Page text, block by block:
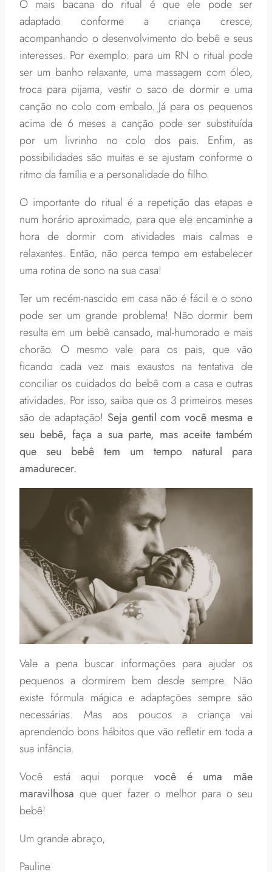
O mais bacana do ritual é que ele pode ser
adaptado conforme a criança cresce,
acompanhando o desenvolvimento do bebê e seus
interesses. Por exemplo: para um RN o ritual pode
ser um banho relaxante, uma massagem com óleo,
troca para pijama, vestir o saco de dormir e uma
canção no colo com embalo. Já para os pequenos
acima de 6 meses a canção pode ser substituída
por um livrinho no colo dos pais. Enfim, as
possibilidades são muitas e se ajustam conforme o
ritmo da família e a personalidade do filho.
O importante do ritual é a repetição das etapas e
num horário aproximado, para que ele encaminhe a
hora de dormir com atividades mais calmas e
relaxantes. Então, não perca tempo em estabelecer
uma rotina de sono na sua casa!
Ter um recém-nascido em casa não é fácil e o sono
pode ser um grande problema! Não dormir bem
resulta em um bebê cansado, mal-humorado e mais
chorão. O mesmo vale para os pais, que vão
ficando cada vez mais exaustos na tentativa de
conciliar os cuidados do bebê com a casa e outras
atividades. Por isso, saiba que os 3 primeiros meses
são de adaptação! Seja gentil com você mesma e
seu bebê, faça a sua parte, mas aceite também
que seu bebê tem um tempo natural para
amadurecer.
Vale a pena buscar informações para ajudar os
pequenos a dormirem bem desde sempre. Não
existe fórmula mágica e adaptações sempre são
necessárias. Mas aos poucos a criança vai
aprendendo bons hábitos que vão refletir em toda a
sua infância.
Você está aqui porque você é uma mãe
maravilhosa que quer fazer o melhor para o seu
bebê!
Um grande abraço,
Pauline